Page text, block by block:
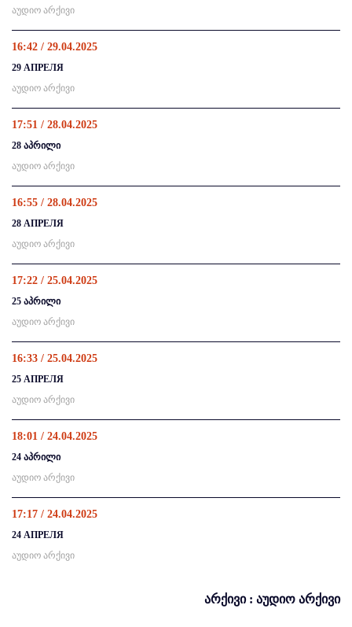
აუდიო არქივი
16:42 / 29.04.2025
29 АПРЕЛЯ
აუდიო არქივი
17:51 / 28.04.2025
28 აპრილი
აუდიო არქივი
16:55 / 28.04.2025
28 АПРЕЛЯ
აუდიო არქივი
17:22 / 25.04.2025
25 აპრილი
აუდიო არქივი
16:33 / 25.04.2025
25 АПРЕЛЯ
აუდიო არქივი
18:01 / 24.04.2025
24 აპრილი
აუდიო არქივი
17:17 / 24.04.2025
24 АПРЕЛЯ
აუდიო არქივი
არქივი : აუდიო არქივი